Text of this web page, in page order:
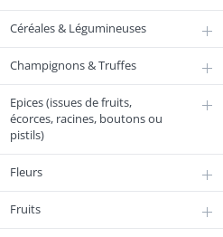
Céréales & Légumineuses
Champignons & Truffes
Epices (issues de fruits,
écorces, racines, boutons ou
pistils)
Fleurs
Fruits